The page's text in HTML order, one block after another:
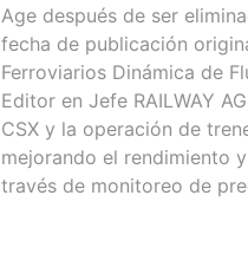
Age después de ser
fecha de publicación
Ferroviarios Dinámica de
Editor en Jefe RAILWAY
CSX y la operación de
mejorando el rendimiento
través de monitoreo de